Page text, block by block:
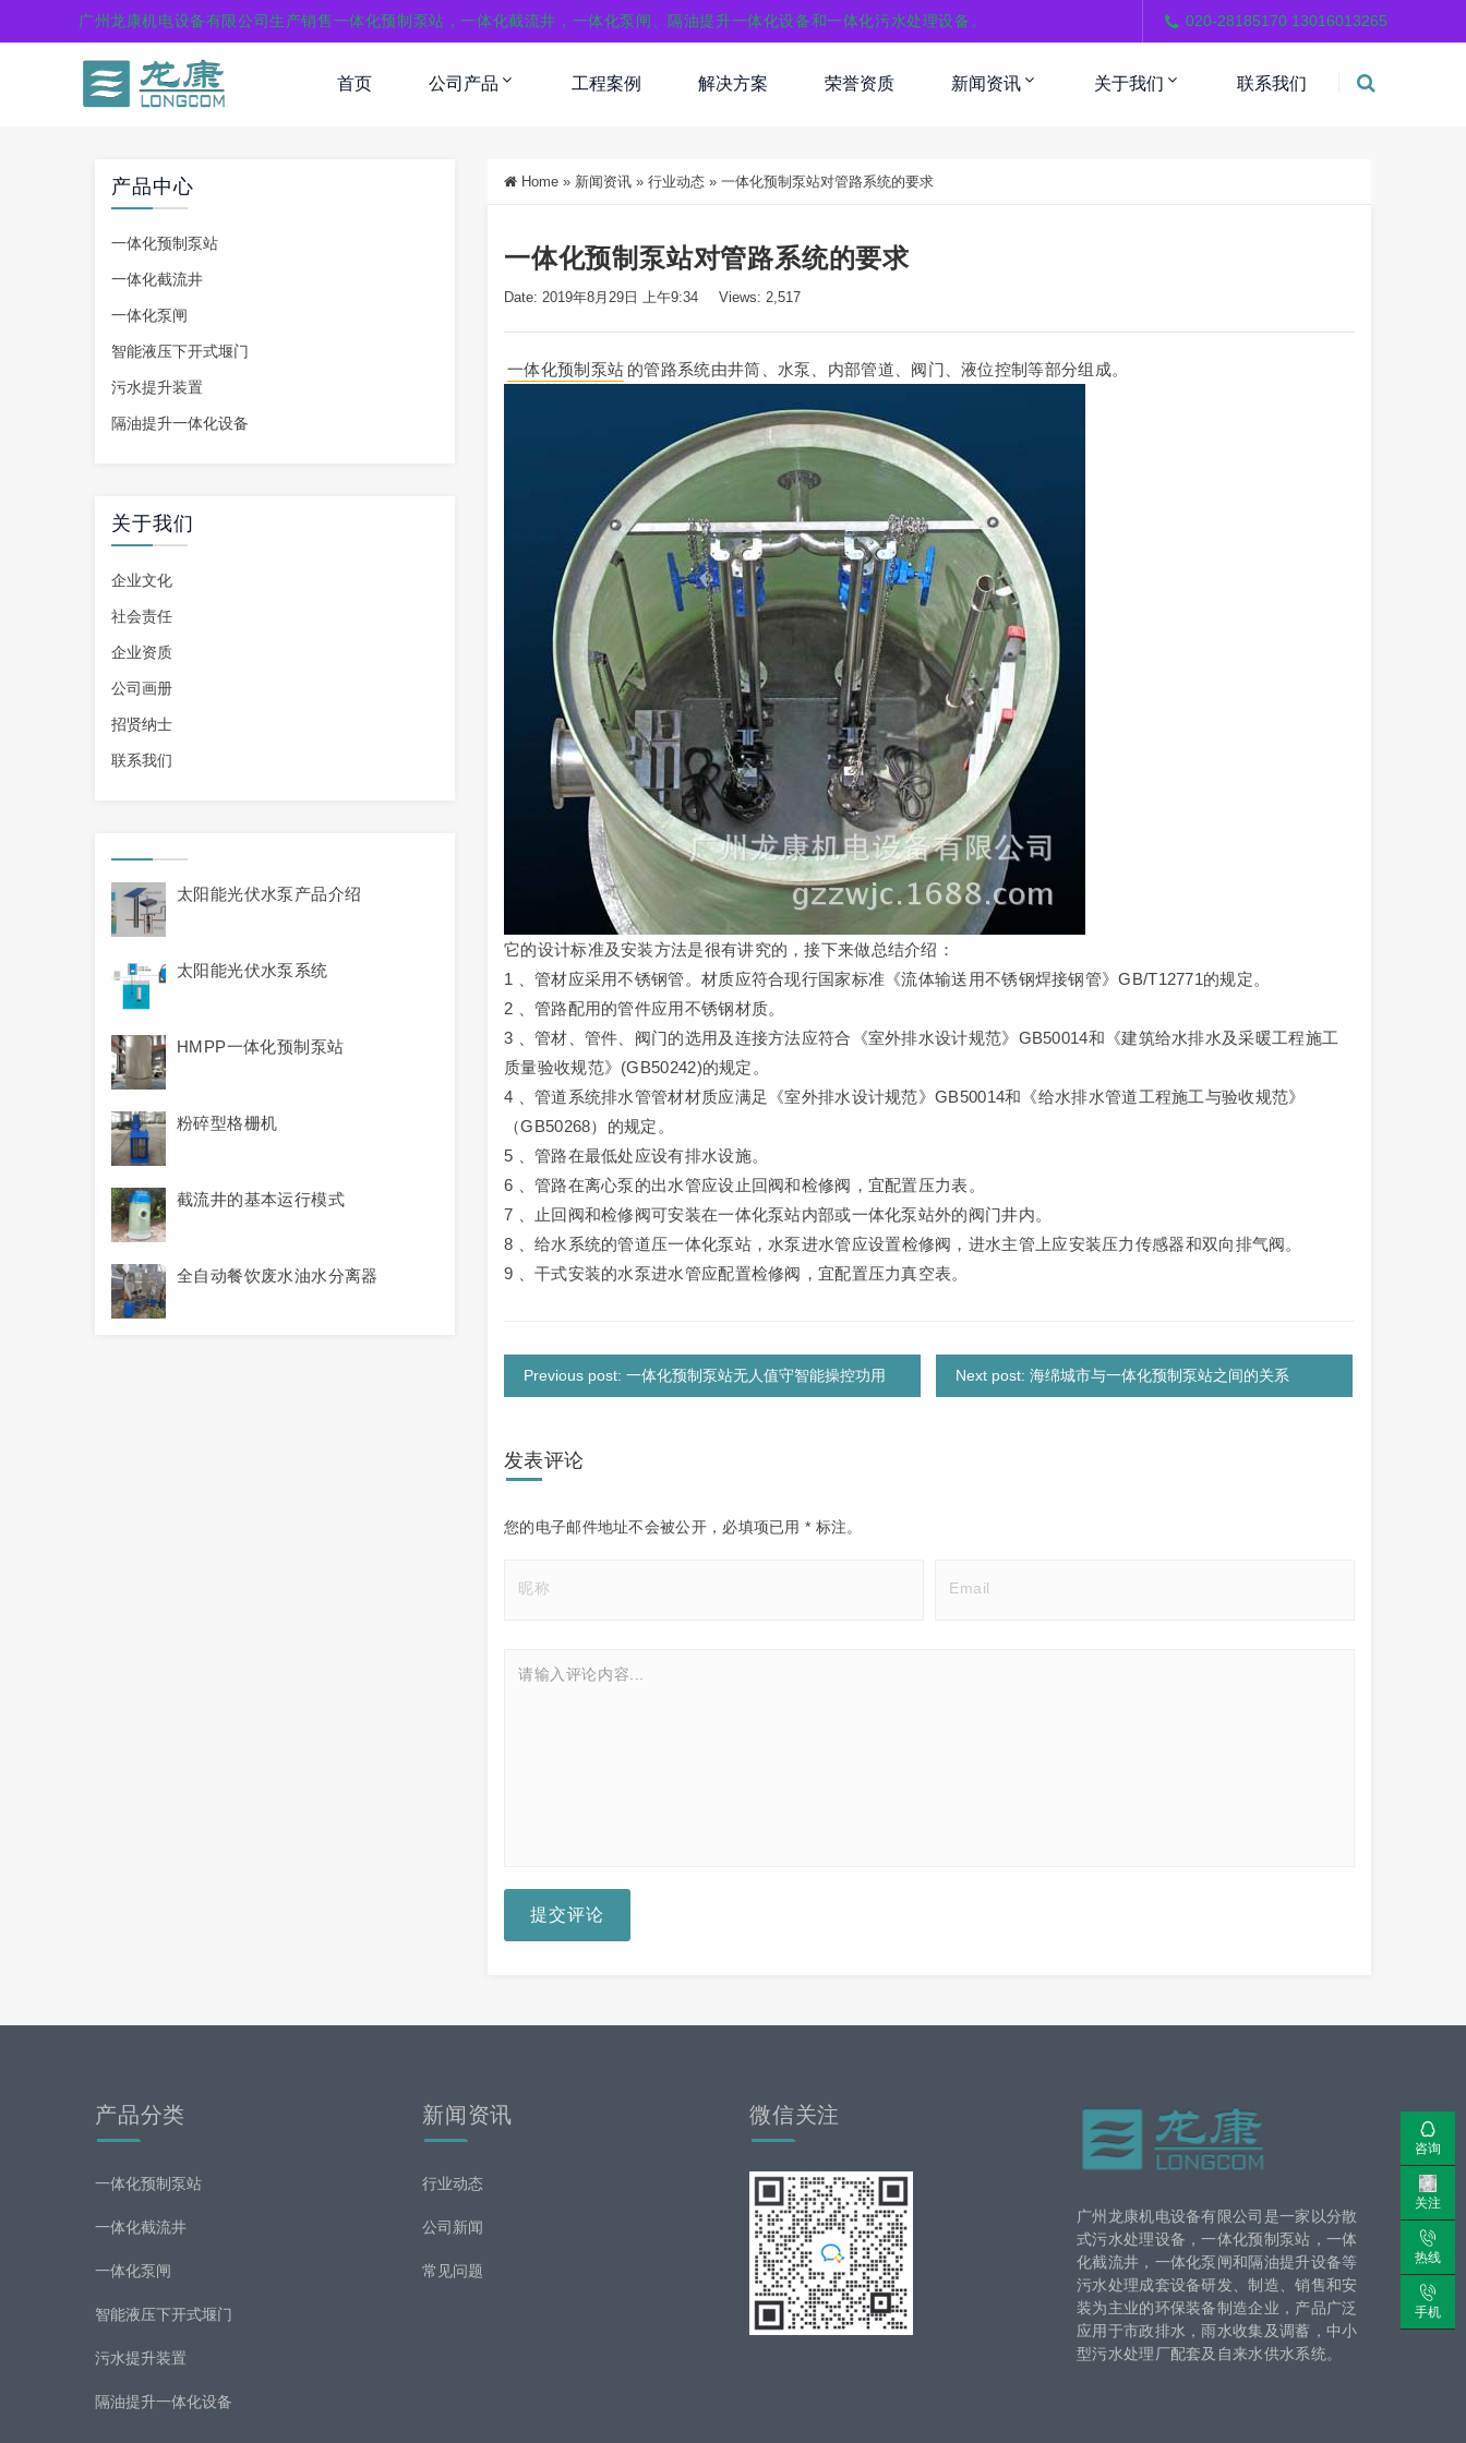
广州龙康机电设备有限公司生产销售一体化预制泵站，一体化截流井，一体化泵闸、隔油提升一体化设备和一体化污水处理设备。 020-28185170 13016013265
首页 公司产品 工程案例 解决方案 荣誉资质 新闻资讯 关于我们 联系我们
产品中心
一体化预制泵站
一体化截流井
一体化泵闸
智能液压下开式堰门
污水提升装置
隔油提升一体化设备
关于我们
企业文化
社会责任
企业资质
公司画册
招贤纳士
联系我们
太阳能光伏水泵产品介绍
太阳能光伏水泵系统
HMPP一体化预制泵站
粉碎型格栅机
截流井的基本运行模式
全自动餐饮废水油水分离器
Home » 新闻资讯 » 行业动态 » 一体化预制泵站对管路系统的要求
一体化预制泵站对管路系统的要求
Date: 2019年8月29日 上午9:34 Views: 2,517
一体化预制泵站 的管路系统由井筒、水泵、内部管道、阀门、液位控制等部分组成。
它的设计标准及安装方法是很有讲究的，接下来做总结介绍：
1 、管材应采用不锈钢管。材质应符合现行国家标准《流体输送用不锈钢焊接钢管》GB/T12771的规定。
2 、管路配用的管件应用不锈钢材质。
3 、管材、管件、阀门的选用及连接方法应符合《室外排水设计规范》GB50014和《建筑给水排水及采暖工程施工
质量验收规范》(GB50242)的规定。
4 、管道系统排水管管材材质应满足《室外排水设计规范》GB50014和《给水排水管道工程施工与验收规范》
（GB50268）的规定。
5 、管路在最低处应设有排水设施。
6 、管路在离心泵的出水管应设止回阀和检修阀，宜配置压力表。
7 、止回阀和检修阀可安装在一体化泵站内部或一体化泵站外的阀门井内。
8 、 给水系统的管道压一体化泵站，水泵进水管应设置检修阀，进水主管上应安装压力传感器和双向排气阀。
9 、干式安装的水泵进水管应配置检修阀，宜配置压力真空表。
Previous post: 一体化预制泵站无人值守智能操控功用 Next post: 海绵城市与一体化预制泵站之间的关系
发表评论
您的电子邮件地址不会被公开， 必填项已用* 标注。
提交评论
产品分类
一体化预制泵站
一体化截流井
一体化泵闸
智能液压下开式堰门
污水提升装置
隔油提升一体化设备
新闻资讯
行业动态
公司新闻
常见问题
微信关注
广州龙康机电设备有限公司是一家以分散
式污水处理设备，一体化预制泵站，一体
化截流井，一体化泵闸和隔油提升设备等
污水处理成套设备研发、制造、销售和安
装为主业的环保装备制造企业，产品广泛
应用于市政排水，雨水收集及调蓄，中小
型污水处理厂配套及自来水供水系统。
咨询
关注
热线
手机